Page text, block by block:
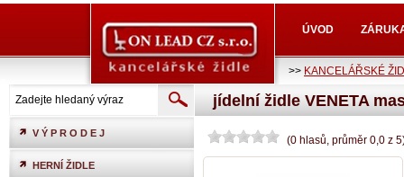
ÚVOD
>> KANCELÁŘSKÉ
V Ý P R O D E J
HERNÍ ŽIDLE
jídelní židle VENETA
(0 hlasů, průměr 0,0 z 5